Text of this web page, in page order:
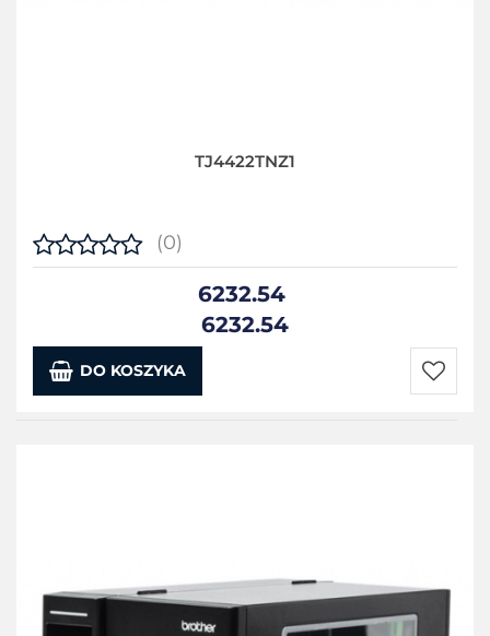
TJ4422TNZ1
(0)
6232.54
6232.54
DO KOSZYKA
Do